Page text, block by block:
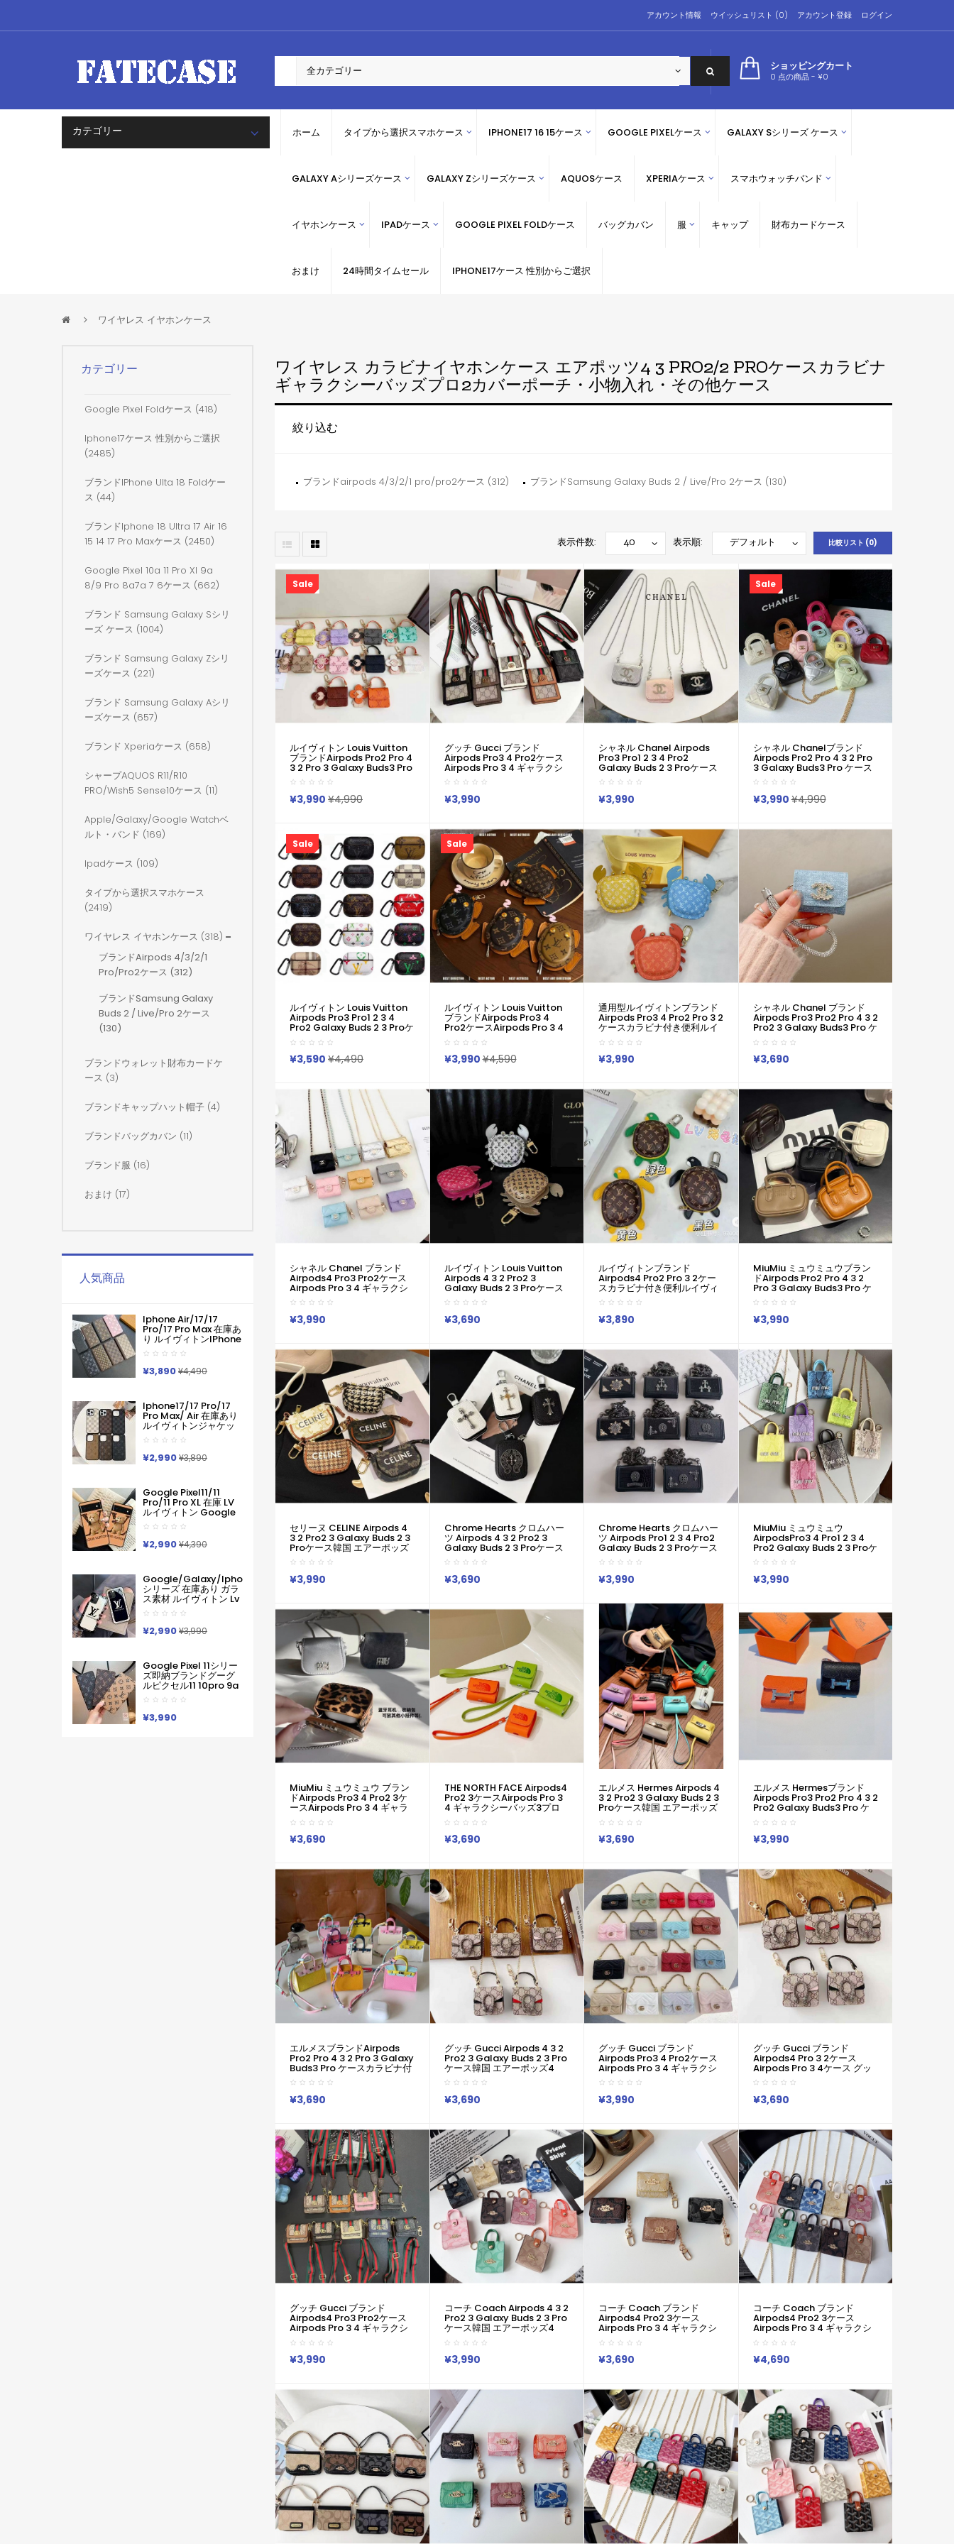
アカウント情報 ウイッシュリスト (0) アカウント登録 ログイン
ショッピングカート
0 点の商品 - ¥0
カテゴリー ホーム タイプから選択スマホケース IPHONE17 16 15ケース GOOGLE PIXELケース GALAXY Sシリーズ ケース
GALAXY Aシリーズケース GALAXY Zシリーズケース AQUOSケース XPERIAケース スマホウォッチバンド
イヤホンケース IPADケース GOOGLE PIXEL FOLDケース バッグカバン 服 キャップ 財布カードケース
おまけ 24時間タイムセール IPHONE17ケース 性別からご選択
ワイヤレス イヤホンケース
カテゴリー
Google Pixel Foldケース (418)
Iphone17ケース 性別からご選択
(2485)
ブランドiPhone Ulta 18 Foldケー
ス (44)
ブランドiphone 18 Ultra 17 Air 16
15 14 17 Pro Maxケース (2450)
Google Pixel 10a 11 Pro Xl 9a
8/9 Pro 8a7a 7 6ケース (662)
ブランド Samsung Galaxy Sシリ
ーズ ケース (1004)
ブランド Samsung Galaxy Zシリ
ーズケース (221)
ブランド Samsung Galaxy Aシリ
ーズケース (657)
ブランド Xperiaケース (658)
シャープAQUOS R11/R10
PRO/wish5 Sense10ケース (11)
Apple/galaxy/google Watchベ
ルト・バンド (169)
Ipadケース (109)
タイプから選択スマホケース
(2419)
ワイヤレス イヤホンケース (318)
ブランドairpods 4/3/2/1
Pro/pro2ケース (312)
ブランドSamsung Galaxy
Buds 2 / Live/Pro 2ケース
(130)
ブランドウォレット財布カードケ
ース (3)
ブランドキャップハット帽子 (4)
ブランドバッグカバン (11)
ブランド服 (16)
おまけ (17)
人気商品
Iphone Air/17/17
Pro/17 Pro Max 在庫あ
り ルイヴィトンiPhone
Air 17pro Max 16 15
Pro Maxケース手帳型
ブランドグッチカード
入れ IPhone17 16 15 14
Iphone11 12 13 14 手帳
型ケース メンズ本革製
スマホケース アイフォ
ン15 14 13 Pro Max 手
帳 携帯ケース
¥3,890¥4,490
Iphone17/17 Pro/17
Pro Max/ Air 在庫あり
ルイヴィトンジャケッ
ト型モノグラムダミエ
アイホンケース17 16 15
14 Pro Max 15 Plus 激
安革製メンズレディー
Max 16 15 Pro Maxケー
スカバー
¥2,990¥3,890
Google Pixel11/11
Pro/11 Pro XL 在庫 LV
ルイヴィトン Google
Pixel 11 10 Pro 9a 6 7a
8 9pro Iphone 16 17
Pro Max Galaxy S26
ケースハイブランド フ
番プリント ルイヴィト
ンGooglePixel6 Pixel7
Pixel8 9グーグ熊柄ル
ピクセル スマホケース
軽い 薄い ハードケース
Iphone/galaxy/xperia/google
Pixelなど全機種対応
¥2,990¥4,390
Google/galaxy/iphone
シリーズ 在庫あり ガラ
ス素材 ルイヴィトン Lv
Google Pixel 10a 10
Pro Xl 9a 8 7 Galaxy
A36 S26 Ultra S25 ア
イフォン17 Pro Max 16
ースサムソン ギャラク
シー S26 S25s24 S23
Ultraケース ルイヴィト
ン Lv ブランド レディー
ス男性女性 Google
¥2,990¥3,990
Google Pixel 11シリー
ズ即納ブランドグーグ
ルピクセル11 10pro 9a
8 Pro 7a 9proXL 手帳
型GalaxyS25 S26 S24
A55 A54 A53 アイフォ
ン16 15 18 17ケースルイ
¥3,990
ワイヤレス カラビナイヤホンケース エアポッツ4 3 PRO2/2 PROケースカラビナ
ギャラクシーバッズプロ2カバーポーチ・小物入れ・その他ケース
絞り込む
ブランドairpods 4/3/2/1 pro/pro2ケース (312) ブランドSamsung Galaxy Buds 2 / Live/Pro 2ケース (130)
比較リスト (0)
表示順:
表示件数:
Sale
ルイヴィトン Louis Vuitton
ブランドairpods Pro2 Pro 4
3 2 Pro 3 Galaxy Buds3 Pro
ケースカラビナ付き便利 ルイ
ヴィトン Louis Vuittonエア
ーポッズ4 プロ2 3 2 Galaxy
Buds 3 Pro カバー レディー
プロ 2 Airpods 2 3 4 Pro2
Galaxy Buds 2 Buds 2 Pro
Galaxy Buds Liveケース
¥3,990 ¥4,990
グッチ Gucci ブランド
Airpods Pro3 4 Pro2ケース
Airpods Pro 3 4 ギャラクシ
ーバッズ3プロ Buds 2
Galaxy Buds Liveケースハイ
ブランドコピーグッチ Gucci
エアーポッズ 4 3 2 Pro2
Galaxy Buds Liveケースブラ
ンドレディースハイブランド
グッチ Gucci エアーポッズ
Pro2 3 4ケースジャケット
¥3,990
シャネル Chanel Airpods
Pro3 Pro1 2 3 4 Pro2
Galaxy Buds 2 3 Proケース
韓国 エアーポッズ4 Pro Pro2
Galaxy Buds Liveケース 人
気 シャネル Chanel 男女兼用
スポーツ風 送料無料 激安 フ
ブランドairpods4 3/2/1
Pro2 Galaxy Buds 3 Pro 2ケ
ースメンズ レデイーズ
¥3,990
Sale
シャネル Chanelブランド
Airpods Pro2 Pro 4 3 2 Pro
3 Galaxy Buds3 Pro ケース
カラビナ付き便利 シャネル
Chanelエアーポッズ4 プロ2
3 2 Galaxy Buds 3 Pro カバ
ー レディースメンズ 耐衝撃
ズ プロ 2 Airpods 2 3 4 Pro2
¥3,990¥4,990
Sale
ルイヴィトン Louis Vuitton
Airpods Pro3 Pro1 2 3 4
Pro2 Galaxy Buds 2 3 Proケ
ース韓国 エアーポッズ4 Pro
Pro2 人気 ルイヴィトン Louis
Vuitton 男女兼用 スポーツ風
送料無料 激安 ファッション
ブランドairpods4 3/2/1
Pro2 Galaxy Buds 3 Pro 2ケ
ースメンズ レデイーズ
¥3,590 ¥4,490
Sale
ルイヴィトン Louis Vuitton
ブランドAirpods Pro3 4
Pro2ケースAirpods Pro 3 4
ギャラクシーバッズ3プロ
Buds 2 Galaxy Buds Liveケ
ースハイブランドコピールイ
ヴィトン Louis Vuitton エア
Galaxy Buds 3 Pro 2
Galaxy Buds Liveケースブラ
ンドレディースハイブランド
ルイヴィトン Louis Vuitton
エアーポッズpro2 3 4ケース
ジャケット
¥3,990¥4,590
通用型ルイヴィトンブランド
Airpods Pro3 4 Pro2 Pro 3 2
ケースカラビナ付き便利ルイ
ヴィトンGalaxy Buds3 2 3
Proケースエアーポッズ プロ
Pro3 4 2 3 2カバー レディー
スメンズ 耐衝撃ルイヴィトン
Pro3 2 3 4ケース
¥3,990
シャネル Chanel ブランド
Airpods Pro3 Pro2 Pro 4 3 2
Pro2 3 Galaxy Buds3 Pro ケ
ースカラビナ付き便利 シャネ
ル Chanel エアーポッズ4 プ
ロ2 3 2 Galaxy Buds 3 Pro
カバー レディースメンズ 耐衝
ッズ プロ 2 Airpods 2 3 4
Pro2 Galaxy Buds 2 Buds 2
Pro Galaxy Buds Liveケース
用
¥3,690
シャネル Chanel ブランド
Airpods4 Pro3 Pro2ケース
Airpods Pro 3 4 ギャラクシ
ーバッズ3プロ Buds 2
Galaxy Buds Liveケースハイ
ブランドコピーシャネル
Chanel エアーポッズPro3 4
3 Pro 2 Galaxy Buds Liveケ
ースブランドレディースハイ
ブランドシャネル Chanel エ
アーポッズpro2 3 4ケースジ
ャケット
¥3,990
ルイヴィトン Louis Vuitton
Airpods 4 3 2 Pro2 3
Galaxy Buds 2 3 Proケース
韓国 エアーポッズ4 Pro Pro2
Galaxy Buds Liveケース 人
気 ルイヴィトン Louis
Vuitton 男女兼用 スポーツ風
ルイヴィトン Louis Vuitton
ブランドairpods4 3/2/1
Pro2 Galaxy Buds 3 Pro 2ケ
ースメンズ レデイーズ
¥3,690
ルイヴィトンブランド
Airpods4 Pro2 Pro 3 2ケー
スカラビナ付き便利ルイヴィ
トンエアーポッズ プロ4 2 3 2
カバー レディースメンズ 耐衝
撃 LV男女兼用ルイヴィトン
Galaxy Buds3 2 3 Proケース
2 3 4ケースカメ
¥3,890
MiuMiu ミュウミュウブラン
ドairpods Pro2 Pro 4 3 2
Pro 3 Galaxy Buds3 Pro ケ
ースカラビナ付き便利
MiuMiu ミュウミュウエアー
ポッズ4 プロ2 3 2 Galaxy
Buds 3 Pro カバー レディー
ウミュウエアーポッズ プロ 2
Airpods 2 3 4 Pro2 Galaxy
Buds 2 Buds 2 Pro Galaxy
Buds Liveケース
¥3,990
セリーヌ CELINE Airpods 4
3 2 Pro2 3 Galaxy Buds 2 3
Proケース韓国 エアーポッズ
4 Pro Pro2 Galaxy Buds
Liveケース 人気 セリーヌ
CELINE 男女兼用 スポーツ風
送料無料 激安 ファッション
Airpods4 3/2/1 Pro2
Galaxy Buds 3 Pro 2ケース
メンズ レデイーズ
¥3,990
Chrome Hearts クロムハー
ツ Airpods 4 3 2 Pro2 3
Galaxy Buds 2 3 Proケース
韓国 エアーポッズ4 Pro Pro2
Galaxy Buds Liveケース 人
気 Chrome Hearts クロムハ
ーツ 男女兼用 スポーツ風 送
Chrome Hearts クロムハー
ツ ブランドairpods4 3/2/1
Pro2 Galaxy Buds 3 Pro 2ケ
ースメンズ レデイーズ
¥3,690
Chrome Hearts クロムハー
ツ Airpods Pro1 2 3 4 Pro2
Galaxy Buds 2 3 Proケース
韓国 エアーポッズ4 Pro Pro2
Galaxy Buds Liveケース 人
気 Chrome Hearts クロムハ
ーツ 男女兼用 スポーツ風 送
Chrome Hearts クロムハー
ツ ブランドairpods4 3/2/1
Pro2 Galaxy Buds 3 Pro 2ケ
ースメンズ レデイーズ
¥3,990
MiuMiu ミュウミュウ
AirpodsPro3 4 Pro1 2 3 4
Pro2 Galaxy Buds 2 3 Proケ
ース韓国 エアーポッズ4 Pro
Pro2 Galaxy Buds Liveケー
ス 人気 MiuMiu ミュウミュウ
男女兼用 スポーツ風 送料無料
Airpods4 3/2/1 Pro2
Galaxy Buds 3 Pro 2ケース
メンズ レデイーズ
¥3,990
MiuMiu ミュウミュウ ブラン
ドAirpods Pro3 4 Pro2 3ケ
ースAirpods Pro 3 4 ギャラ
クシーバッズ3プロ Buds 2
Galaxy Buds Liveケースハイ
ブランドコピーMiuMiu ミュ
ウミュウ エアーポッズ 4 3 2
Galaxy Buds Liveケースブラ
ンドレディースハイブランド
MiuMiu ミュウミュウ エアー
ポッズpro2 3 4ケースジャケ
¥3,690
THE NORTH FACE Airpods4
Pro2 3ケースAirpods Pro 3
4 ギャラクシーバッズ3プロ
Buds 2 Galaxy Buds Liveケ
ースハイブランドコピーTHE
NORTH FACE ザノースフェ
イス エアーポッズ 4 3 2 Pro2
Galaxy Buds Liveケースブラ
ンドレディースハイ ノースフ
ェイス ネオンカラーエアポッ
ドケース！
¥3,690
エルメス Hermes Airpods 4
3 2 Pro2 3 Galaxy Buds 2 3
Proケース韓国 エアーポッズ
4 Pro Pro2 Galaxy Buds
Liveケース 人気 エルメス
Hermes 男女兼用 スポーツ風
送料無料 激安 ファッション
Airpods4 3/2/1 Pro2
Galaxy Buds 3 Pro 2ケース
メンズ レデイーズ
¥3,690
エルメス Hermesブランド
Airpods Pro3 Pro2 Pro 4 3 2
Pro2 Galaxy Buds3 Pro ケ
ースカラビナ付き便利 エルメ
ス Hermesエアーポッズ4 プ
ロ Pro3 2 3 2 Galaxy Buds 3
Pro カバー レディースメンズ
ーポッズ プロ 2 Airpods 2 3
4 Pro2 Galaxy Buds 2 Buds
2 Pro Galaxy Buds Liveケー
ス 用
¥3,990
エルメスブランドairpods
Pro2 Pro 4 3 2 Pro 3 Galaxy
Buds3 Pro ケースカラビナ付
き便利 エルメスエアーポッズ
4 プロ2 3 2 Galaxy Buds 3
Pro カバー レディースメンズ
耐衝撃 エルメスエアーポッズ
Galaxy Buds 2 Buds 2 Pro
Galaxy Buds Liveケース
¥3,690
グッチ Gucci Airpods 4 3 2
Pro2 3 Galaxy Buds 2 3 Pro
ケース韓国 エアーポッズ4
Pro Pro2 Galaxy Buds Live
ケース 人気 グッチ Gucci 男
女兼用 スポーツ風 送料無料
激安 ファッション グッチ
3/2/1 Pro2 Galaxy Buds 3
Pro 2ケースメンズ レデイー
ズ
¥3,690
グッチ Gucci ブランド
Airpods Pro3 4 Pro2ケース
Airpods Pro 3 4 ギャラクシ
ーバッズ3プロ Buds 2
Galaxy Buds Liveケースハイ
ブランドコピーグッチ Gucci
エアーポッズ Pro3 4 3 2
Pro 2 Galaxy Buds Liveケー
スブランドレディースハイブ
ランドグッチ Gucci エアーポ
ッズpro2 3 4ケースジャケッ
ト
¥3,990
グッチ Gucci ブランド
Airpods4 Pro 3 2ケース
Airpods Pro 3 4ケース グッ
チ風 GG モノグラムディオニ
ュソスミニバッグ型ケース ハ
イブランドコピーグッチ
Gucci エアーポッズ 4 3 2
ィースハイブランドグッチ
Gucci エアーポッズpro 3 2ケ
ースジャケット
¥3,690
グッチ Gucci ブランド
Airpods4 Pro3 Pro2ケース
Airpods Pro 3 4 ギャラクシ
ーバッズ3プロ Buds 2
Galaxy Buds Liveケースハイ
ブランドコピーグッチ Gucci
エアーポッズ Pro3 4 3 2
Pro 2 Galaxy Buds Liveケー
スブランドレディースハイブ
ランドグッチ Gucci エアーポ
ッズpro2 3 4ケースジャケッ
ト
¥3,990
コーチ Coach Airpods 4 3 2
Pro2 3 Galaxy Buds 2 3 Pro
ケース韓国 エアーポッズ4
Pro Pro2 Galaxy Buds Live
ケース 人気 コーチ Coach 男
女兼用 スポーツ風 送料無料
激安 ファッション コーチ
3/2/1 Pro2 Galaxy Buds 3
Pro 2ケースメンズ レデイー
ズ
¥3,990
コーチ Coach ブランド
Airpods4 Pro2 3ケース
Airpods Pro 3 4 ギャラクシ
ーバッズ3プロ Buds 2
Galaxy Buds Liveケースハイ
ブランドコピーコーチ
Coach エアーポッズ 4 3 2
Galaxy Buds Liveケースブラ
ンドレディースハイブランド
コーチ Coach エアーポッズ
Pro2 3 4ケースジャケット
¥3,690
コーチ Coach ブランド
Airpods4 Pro2 3ケース
Airpods Pro 3 4 ギャラクシ
ーバッズ3プロ Buds 2
Galaxy Buds Liveケースハイ
ブランドコピーコーチ
Coach エアーポッズ 4 3 2
Galaxy Buds Liveケースブラ
ンドレディースハイブランド
コーチ Coach エアーポッズ
Pro2 3 4ケースジャケット
¥4,690